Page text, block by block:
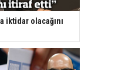
iktidar olacağını